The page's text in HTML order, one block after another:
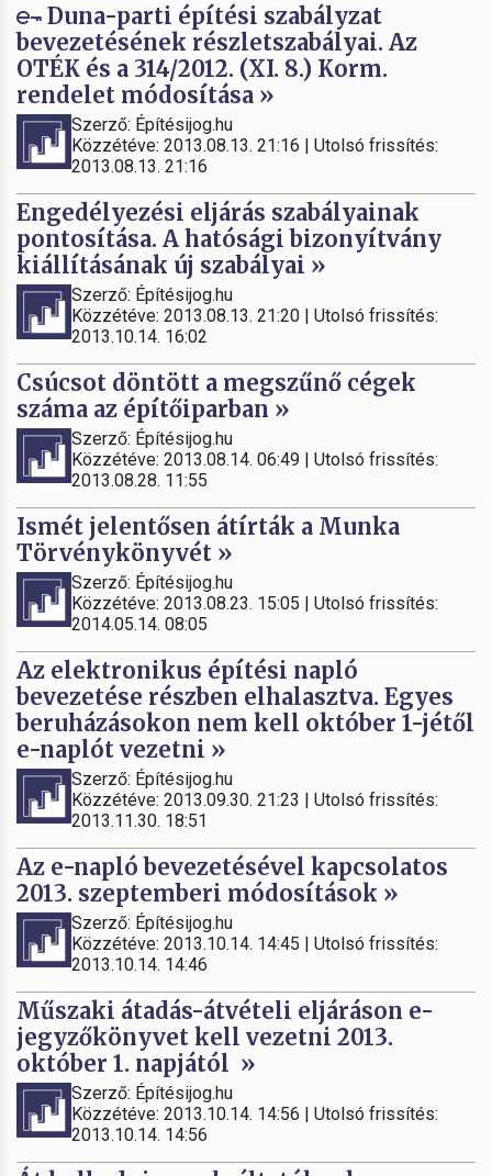
Duna-parti építési szabályzat
bevezetésének részletszabályai. Az
OTÉK és a 314/2012. (XI. 8.) Korm.
rendelet módosítása »
Szerző: Építésijog.hu
Közzétéve: 2013.08.13. 21:16 | Utolsó frissítés:
2013.08.13. 21:16
Engedélyezési eljárás szabályainak
pontosítása. A hatósági bizonyítvány
kiállításának új szabályai »
Szerző: Építésijog.hu
Közzétéve: 2013.08.13. 21:20 | Utolsó frissítés:
2013.10.14. 16:02
Csúcsot döntött a megszűnő cégek
száma az építőiparban »
Szerző: Építésijog.hu
Közzétéve: 2013.08.14. 06:49 | Utolsó frissítés:
2013.08.28. 11:55
Ismét jelentősen átírták a Munka
Törvénykönyvét »
Szerző: Építésijog.hu
Közzétéve: 2013.08.23. 15:05 | Utolsó frissítés:
2014.05.14. 08:05
Az elektronikus építési napló
bevezetése részben elhalasztva. Egyes
beruházásokon nem kell október 1-jétől
e-naplót vezetni »
Szerző: Építésijog.hu
Közzétéve: 2013.09.30. 21:23 | Utolsó frissítés:
2013.11.30. 18:51
Az e-napló bevezetésével kapcsolatos
2013. szeptemberi módosítások »
Szerző: Építésijog.hu
Közzétéve: 2013.10.14. 14:45 | Utolsó frissítés:
2013.10.14. 14:46
Műszaki átadás-átvételi eljáráson e-
jegyzőkönyvet kell vezetni 2013.
október 1. napjától »
Szerző: Építésijog.hu
Közzétéve: 2013.10.14. 14:56 | Utolsó frissítés:
2013.10.14. 14:56